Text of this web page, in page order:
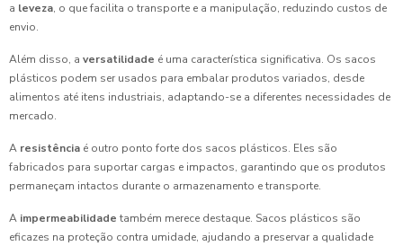
a leveza, o que facilita o transporte e a manipulação, reduzindo custos de
envio.
Além disso, a versatilidade é uma característica significativa. Os sacos
plásticos podem ser usados para embalar produtos variados, desde
alimentos até itens industriais, adaptando-se a diferentes necessidades de
mercado.
A resistência é outro ponto forte dos sacos plásticos. Eles são
fabricados para suportar cargas e impactos, garantindo que os produtos
permaneçam intactos durante o armazenamento e transporte.
A impermeabilidade também merece destaque. Sacos plásticos são
eficazes na proteção contra umidade, ajudando a preservar a qualidade